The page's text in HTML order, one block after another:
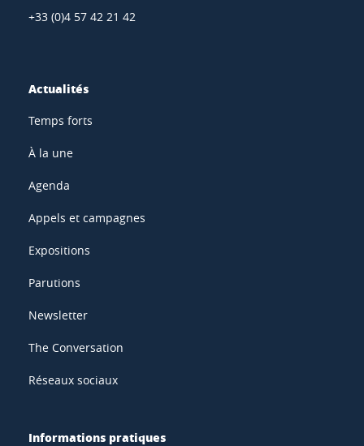
+33 (0)4 57 42 21 42
Actualités
Temps forts
À la une
Agenda
Appels et campagnes
Expositions
Parutions
Newsletter
The Conversation
Réseaux sociaux
Informations pratiques